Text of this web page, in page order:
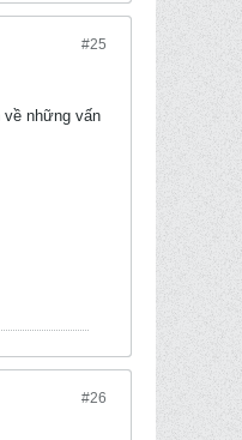
#25
về những vấn
#26